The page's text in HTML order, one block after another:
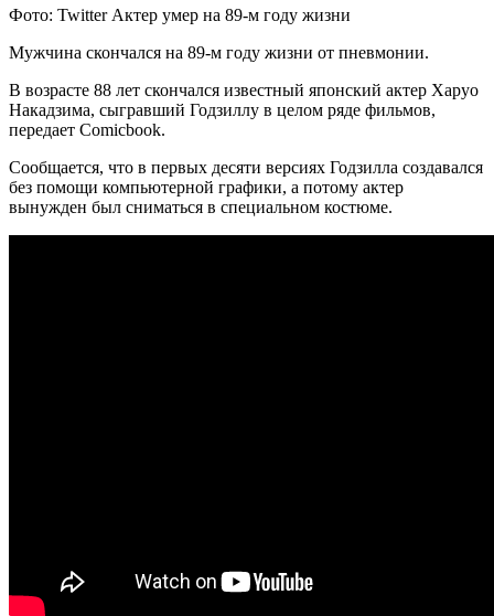
Фото: Twitter Актер умер на 89-м году жизни
Мужчина скончался на 89-м году жизни от пневмонии.
В возрасте 88 лет скончался известный японский актер Харуо
Накадзима, сыгравший Годзиллу в целом ряде фильмов,
передает Comicbook.
Сообщается, что в первых десяти версиях Годзилла создавался
без помощи компьютерной графики, а потому актер
вынужден был сниматься в специальном костюме.